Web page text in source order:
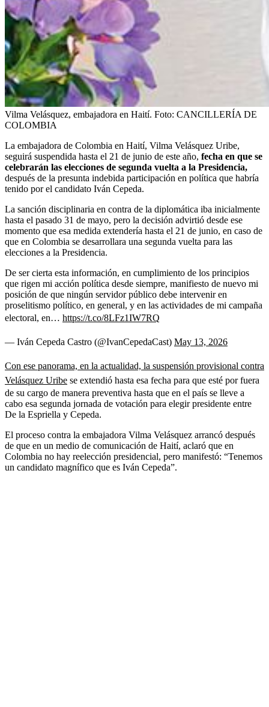
Vilma Velásquez, embajadora en Haití. Foto: CANCILLERÍA DE
COLOMBIA
La embajadora de Colombia en Haití, Vilma Velásquez Uribe,
seguirá suspendida hasta el 21 de junio de este año, fecha en que se
celebrarán las elecciones de segunda vuelta a la Presidencia,
después de la presunta indebida participación en política que habría
tenido por el candidato Iván Cepeda.
La sanción disciplinaria en contra de la diplomática iba inicialmente
hasta el pasado 31 de mayo, pero la decisión advirtió desde ese
momento que esa medida extendería hasta el 21 de junio, en caso de
que en Colombia se desarrollara una segunda vuelta para las
elecciones a la Presidencia.
De ser cierta esta información, en cumplimiento de los principios
que rigen mi acción política desde siempre, manifiesto de nuevo mi
posición de que ningún servidor público debe intervenir en
proselitismo político, en general, y en las actividades de mi campaña
electoral, en… https://t.co/8LFz1IW7RQ
— Iván Cepeda Castro (@IvanCepedaCast) May 13, 2026
Con ese panorama, en la actualidad, la suspensión provisional contra
Velásquez Uribe se extendió hasta esa fecha para que esté por fuera
de su cargo de manera preventiva hasta que en el país se lleve a
cabo esa segunda jornada de votación para elegir presidente entre
De la Espriella y Cepeda.
El proceso contra la embajadora Vilma Velásquez arrancó después
de que en un medio de comunicación de Haití, aclaró que en
Colombia no hay reelección presidencial, pero manifestó: “Tenemos
un candidato magnífico que es Iván Cepeda”.